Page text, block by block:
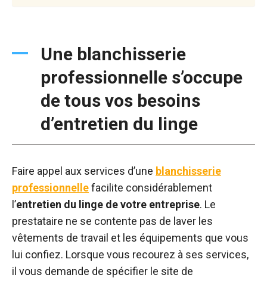
Une blanchisserie
professionnelle s’occupe
de tous vos besoins
d’entretien du linge
Faire appel aux services d’une blanchisserie
professionnellefacilite considérablement
l’entretien du linge de votre entreprise. Le
prestataire ne se contente pas de laver les
vêtements de travail et les équipements que vous
lui confiez. Lorsque vous recourez à ses services,
il vous demande de spécifier le site de